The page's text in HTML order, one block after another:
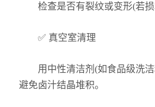
检查是否有裂纹或变形(若损
✅ 真空室清理
用中性清洁剂(如食品级洗洁
避免卤汁结晶堆积。